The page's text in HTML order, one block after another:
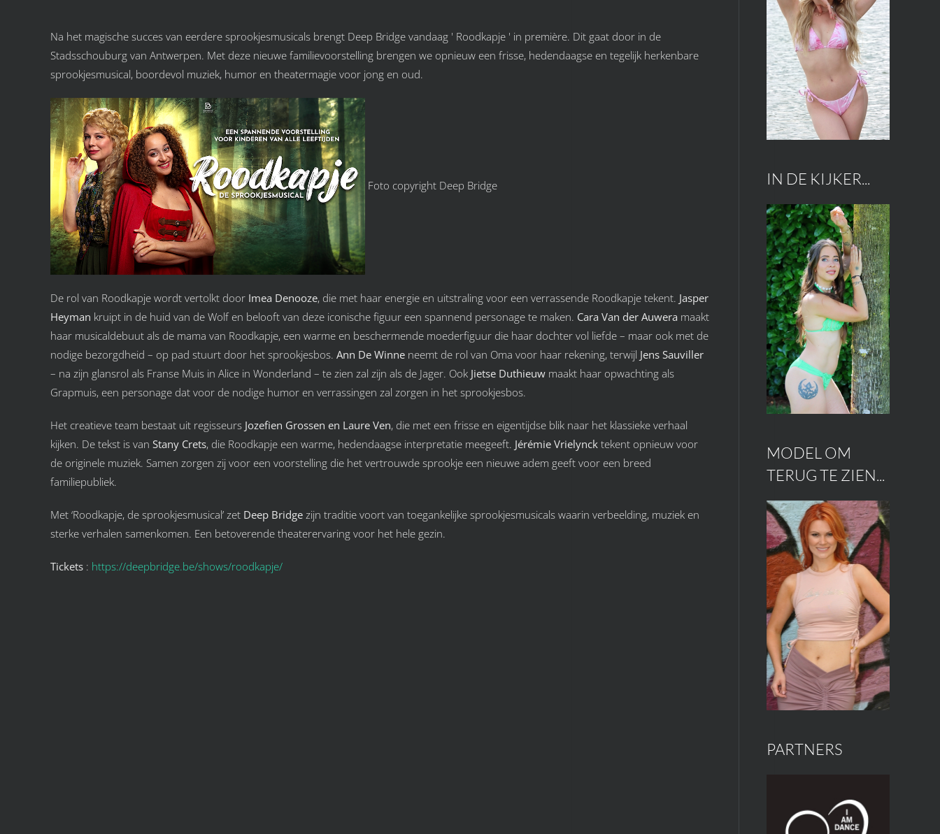
Na het magische succes van eerdere sprookjesmusicals brengt Deep Bridge vandaag ' Roodkapje ' in première. Dit gaat door in de
Stadsschouburg van Antwerpen. Met deze nieuwe familievoorstelling brengen we opnieuw een frisse, hedendaagse en tegelijk herkenbare
sprookjesmusical, boordevol muziek, humor en theatermagie voor jong en oud.
Foto copyright Deep Bridge
De rol van Roodkapje wordt vertolkt door Imea Denooze, die met haar energie en uitstraling voor een verrassende Roodkapje tekent. Jasper
Heyman kruipt in de huid van de Wolf en belooft van deze iconische figuur een spannend personage te maken. Cara Van der Auwera maakt
haar musicaldebuut als de mama van Roodkapje, een warme en beschermende moederfiguur die haar dochter vol liefde – maar ook met de
nodige bezorgdheid – op pad stuurt door het sprookjesbos. Ann De Winne neemt de rol van Oma voor haar rekening, terwijl Jens Sauviller
– na zijn glansrol als Franse Muis in Alice in Wonderland – te zien zal zijn als de Jager. Ook Jietse Duthieuw maakt haar opwachting als
Grapmuis, een personage dat voor de nodige humor en verrassingen zal zorgen in het sprookjesbos.
Het creatieve team bestaat uit regisseurs Jozefien Grossen en Laure Ven, die met een frisse en eigentijdse blik naar het klassieke verhaal
kijken. De tekst is van Stany Crets, die Roodkapje een warme, hedendaagse interpretatie meegeeft. Jérémie Vrielynck tekent opnieuw voor
de originele muziek. Samen zorgen zij voor een voorstelling die het vertrouwde sprookje een nieuwe adem geeft voor een breed
familiepubliek.
Met ‘Roodkapje, de sprookjesmusical’ zet Deep Bridge zijn traditie voort van toegankelijke sprookjesmusicals waarin verbeelding, muziek en
sterke verhalen samenkomen. Een betoverende theaterervaring voor het hele gezin.
Tickets : https://deepbridge.be/shows/roodkapje/
IN DE KIJKER...
MODEL OM
TERUG TE ZIEN...
PARTNERS